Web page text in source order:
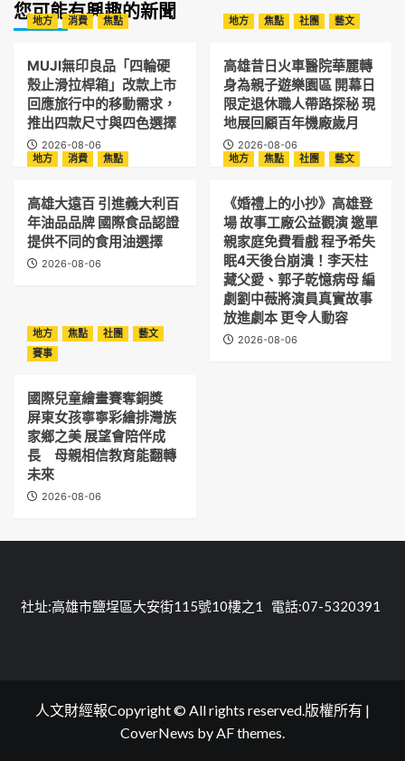
您可能有興趣的新聞
地方 消費 焦點
MUJI無印良品「四輪硬
殼止滑拉桿箱」改款上市
回應旅行中的移動需求，
推出四款尺寸與四色選擇
2026-08-06
地方 焦點 社團 藝文
高雄昔日火車醫院華麗轉
身為親子遊樂園區 開幕日
限定退休職人帶路探秘 現
地展回顧百年機廠歲月
2026-08-06
地方
消費 焦點
高雄大遠百 引進義大利百
年油品品牌 國際食品認證
提供不同的食用油選擇
2026-08-06
地方 焦點 社團 藝文
《婚禮上的小抄》高雄登
場 故事工廠公益觀演 邀單
親家庭免費看戲 程予希失
眠4天後台崩潰！李天柱
藏父愛、郭子乾憶病母 編
劇劉中薇將演員真實故事
放進劇本 更令人動容
2026-08-06
地方 焦點 社團
藝文
賽事
國際兒童繪畫賽奪銅獎
屏東女孩寧寧彩繪排灣族
家鄉之美 展望會陪伴成
長 母親相信教育能翻轉
未來
2026-08-06
社址:高雄市鹽埕區大安街115號10樓之1 電話:07-5320391
人文財經報Copyright © All rights reserved.版權所有 |
CoverNews by AF themes.